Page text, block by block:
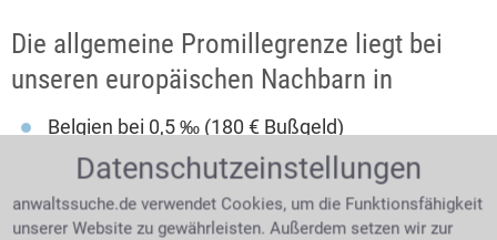
Die allgemeine Promillegrenze liegt bei
unseren europäischen Nachbarn in
Belgien bei 0,5 ‰ (180 € Bußgeld)
Dänemark bei 0,5 ‰ (ein Monatsverdienst)
Finnland 0,5 ‰ (ab 15 Tagessätzen)
Frankreich 0,5 ‰ (ab 135 € Bußgeld)
Datenschutzeinstellungen
anwaltssuche.de verwendet Cookies, um die Funktionsfähigkeit
unserer Website zu gewährleisten. Außerdem setzen wir zur